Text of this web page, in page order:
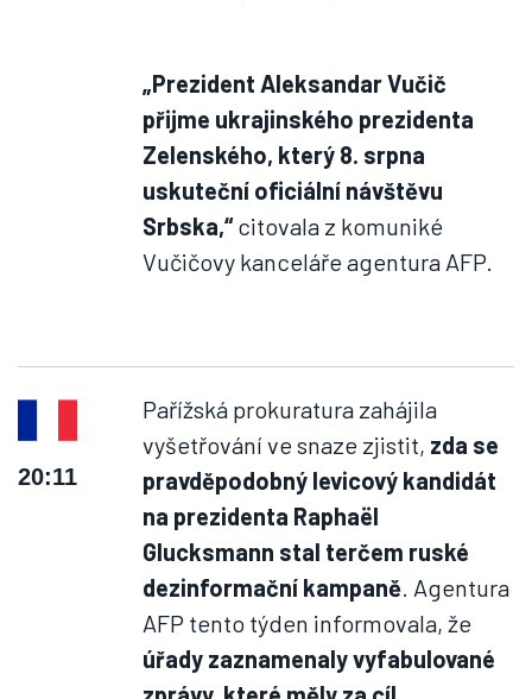
„Prezident Aleksandar Vučič
přijme ukrajinského prezidenta
Zelenského, který 8. srpna
uskuteční oficiální návštěvu
Srbska,“citovala z komuniké
Vučičovy kanceláře agentura AFP.
20:11
Pařížská prokuratura zahájila
vyšetřování ve snaze zjistit, zda se
pravděpodobný levicový kandidát
na prezidenta Raphaël
Glucksmann stal terčem ruské
dezinformační kampaně. Agentura
AFP tento týden informovala, že
úřady zaznamenaly vyfabulované